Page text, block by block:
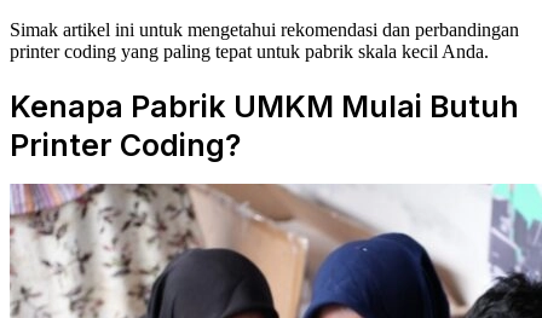
Simak artikel ini untuk mengetahui rekomendasi dan perbandingan
printer coding yang paling tepat untuk pabrik skala kecil Anda.
Kenapa Pabrik UMKM Mulai Butuh
Printer Coding?